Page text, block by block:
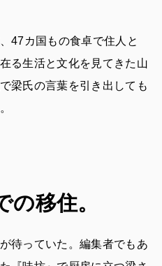
47カ国もの食卓で住人と
る生活と文化を見てきた山
梁氏の言葉を引き出しても
の移住。
待っていた。編集者でもあ